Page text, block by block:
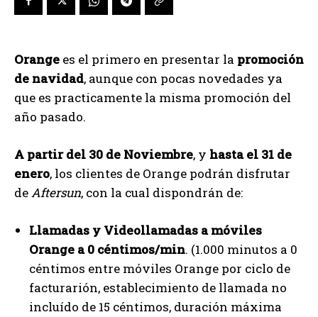
Orange es el primero en presentar la promoción
de navidad, aunque con pocas novedades ya
que es practicamente la misma promoción del
año pasado.
A partir del 30 de Noviembre, y hasta el 31 de
enero, los clientes de Orange podrán disfrutar
deAftersun, con la cual dispondrán de:
Llamadas y Videollamadas a móviles
Orange a 0 céntimos/min. (1.000 minutos a 0
céntimos entre móviles Orange por ciclo de
facturarión, establecimiento de llamada no
incluído de 15 céntimos, duración máxima